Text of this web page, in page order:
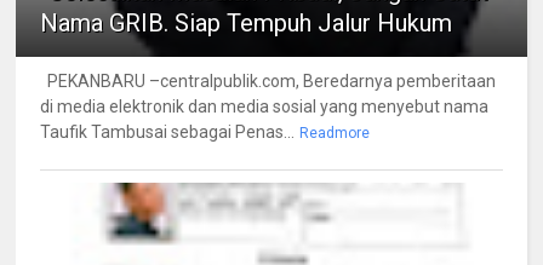
Nama GRIB. Siap Tempuh Jalur Hukum
PEKANBARU –centralpublik.com, Beredarnya pemberitaan
di media elektronik dan media sosial yang menyebut nama
Taufik Tambusai sebagai Penas...
Readmore